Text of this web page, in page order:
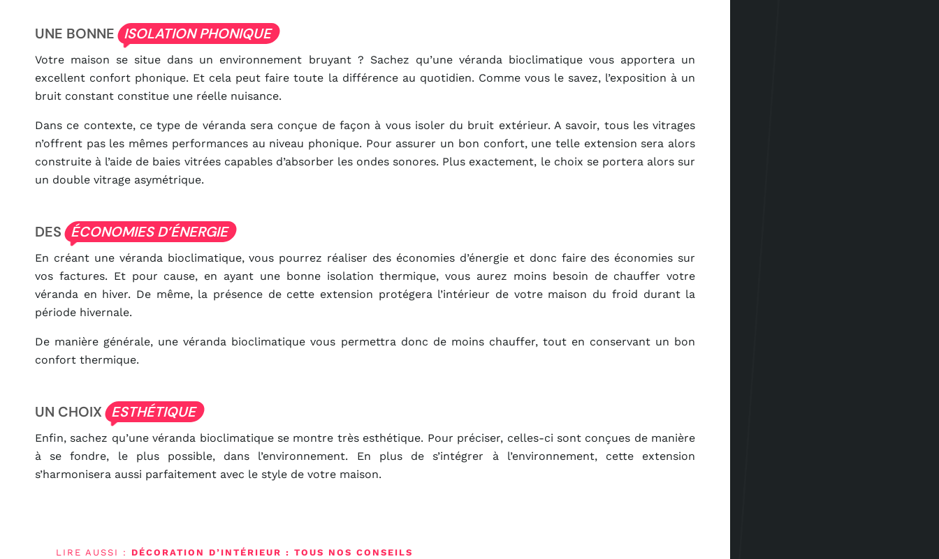
UNE BONNE ISOLATION PHONIQUE
Votre maison se situe dans un environnement bruyant ? Sachez qu’une véranda bioclimatique vous apportera un
excellent confort phonique. Et cela peut faire toute la différence au quotidien. Comme vous le savez, l’exposition à un
bruit constant constitue une réelle nuisance.
Dans ce contexte, ce type de véranda sera conçue de façon à vous isoler du bruit extérieur. A savoir, tous les vitrages
n’offrent pas les mêmes performances au niveau phonique. Pour assurer un bon confort, une telle extension sera alors
construite à l’aide de baies vitrées capables d’absorber les ondes sonores. Plus exactement, le choix se portera alors sur
un double vitrage asymétrique.
DES ÉCONOMIES D’ÉNERGIE
En créant une véranda bioclimatique, vous pourrez réaliser des économies d’énergie et donc faire des économies sur
vos factures. Et pour cause, en ayant une bonne isolation thermique, vous aurez moins besoin de chauffer votre
véranda en hiver. De même, la présence de cette extension protégera l’intérieur de votre maison du froid durant la
période hivernale.
De manière générale, une véranda bioclimatique vous permettra donc de moins chauffer, tout en conservant un bon
confort thermique.
UN CHOIX ESTHÉTIQUE
Enfin, sachez qu’une véranda bioclimatique se montre très esthétique. Pour préciser, celles-ci sont conçues de manière
à se fondre, le plus possible, dans l’environnement. En plus de s’intégrer à l’environnement, cette extension
s’harmonisera aussi parfaitement avec le style de votre maison.
LIRE AUSSI : DÉCORATION D’INTÉRIEUR : TOUS NOS CONSEILS